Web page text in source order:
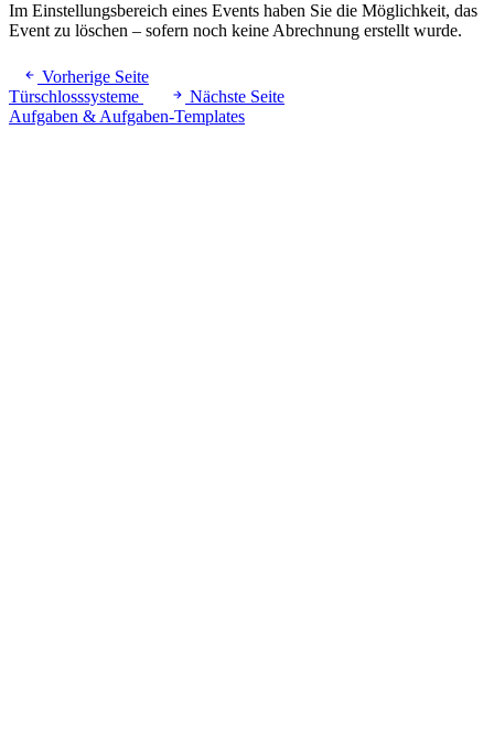
Im Einstellungsbereich eines Events haben Sie die Möglichkeit, das
Event zu löschen – sofern noch keine Abrechnung erstellt wurde.
Vorherige Seite
Türschlosssysteme
Nächste Seite
Aufgaben & Aufgaben-Templates